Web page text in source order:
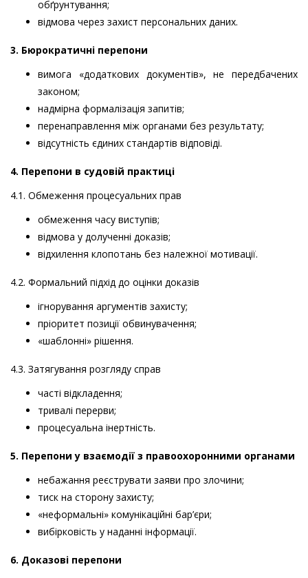
обґрунтування;
відмова через захист персональних даних.
3. Бюрократичні перепони
вимога «додаткових документів», не передбачених
законом;
надмірна формалізація запитів;
перенаправлення між органами без результату;
відсутність єдиних стандартів відповіді.
4. Перепони в судовій практиці
4.1. Обмеження процесуальних прав
обмеження часу виступів;
відмова у долученні доказів;
відхилення клопотань без належної мотивації.
4.2. Формальний підхід до оцінки доказів
ігнорування аргументів захисту;
пріоритет позиції обвинувачення;
«шаблонні» рішення.
4.3. Затягування розгляду справ
часті відкладення;
тривалі перерви;
процесуальна інертність.
5. Перепони у взаємодії з правоохоронними органами
небажання реєструвати заяви про злочини;
тиск на сторону захисту;
«неформальні» комунікаційні бар’єри;
вибірковість у наданні інформації.
6. Доказові перепони